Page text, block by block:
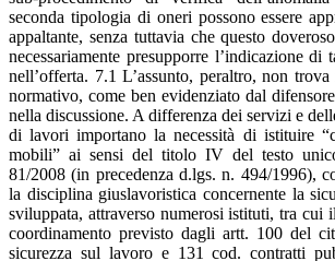
seconda tipologia di oneri possono essere
appaltante, senza tuttavia che questo
necessariamente presupporre l’indicazione di
nell’offerta. 7.1 L’assunto, peraltro, non
normativo, come ben evidenziato dal
nella discussione. A differenza dei servizi e
di lavori importano la necessità di istituire
mobili” ai sensi del titolo IV del testo
81/2008 (in precedenza d.lgs. n. 494/1996),
la disciplina giuslavoristica concernente la
sviluppata, attraverso numerosi istituti, tra cui
coordinamento previsto dagli artt. 100 del
sicurezza sul lavoro e 131 cod. contratti